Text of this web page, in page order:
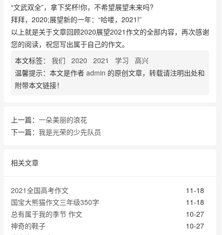
“文武双全”，拿下奖杯!你，不希望展望未来吗?
拜拜，2020;展望新的一年：“哈喽，2021!”
以上就是关于文章回顾2020展望2021作文的全部内容，再次感谢
您的阅读，祝您写出属于自己的作文。
本文标签： 我们 2020 2021 学习
高兴
温馨提示：本文是作者 admin 的原创文章，转载请注明出处和
附带本文链接！
上一篇： 一朵美丽的浪花
下一篇： 我是光荣的少先队员
相关文章
11-18
2021全国高考作文
11-18
国宝大熊猫作文三年级350字
10-27
总有属于我的季节 作文
10-27
神奇的鞋子